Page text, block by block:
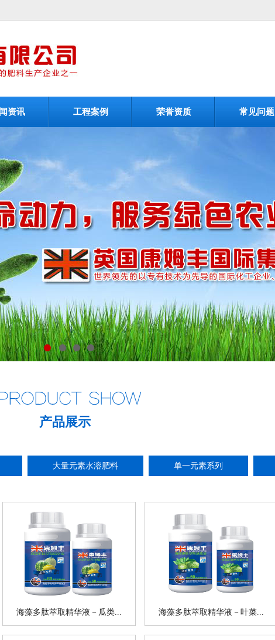
资讯 工程案例 荣誉资质 常见问题
1 2 3 4
产品展示
大量元素水溶肥料 单一元素系列
海藻多肽萃取精华液－瓜类... 海藻多肽萃取精华液－叶菜...